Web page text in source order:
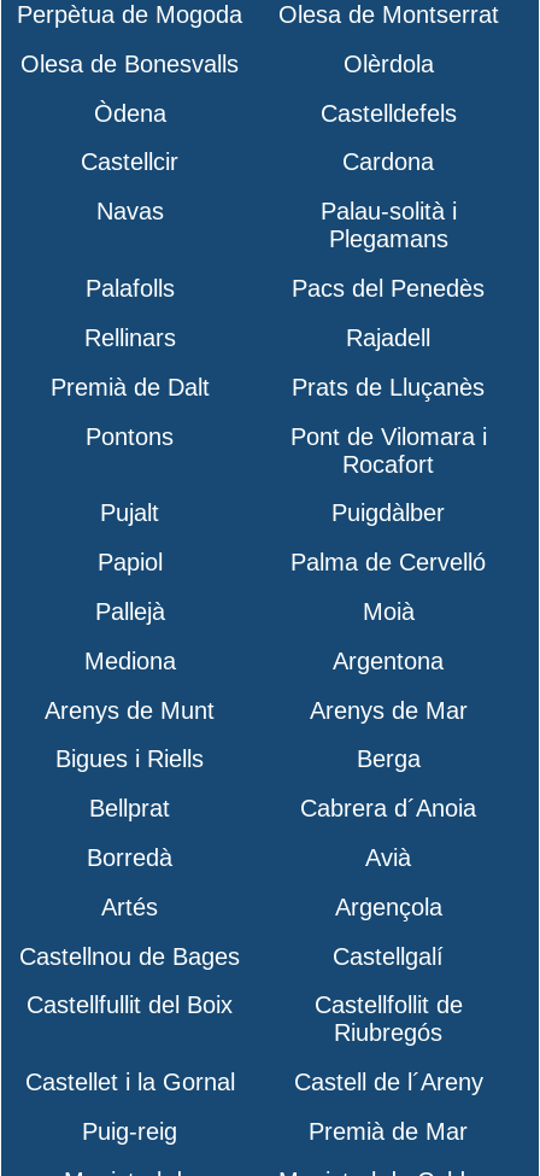
Perpètua de Mogoda
Olesa de Montserrat
Olesa de Bonesvalls
Olèrdola
Òdena
Castelldefels
Castellcir
Cardona
Navas
Palau-solità i
Plegamans
Palafolls
Pacs del Penedès
Rellinars
Rajadell
Premià de Dalt
Prats de Lluçanès
Pontons
Pont de Vilomara i
Rocafort
Pujalt
Puigdàlber
Papiol
Palma de Cervelló
Pallejà
Moià
Mediona
Argentona
Arenys de Munt
Arenys de Mar
Bigues i Riells
Berga
Bellprat
Cabrera d´Anoia
Borredà
Avià
Artés
Argençola
Castellnou de Bages
Castellgalí
Castellfullit del Boix
Castellfollit de
Riubregós
Castellet i la Gornal
Castell de l´Areny
Puig-reig
Premià de Mar